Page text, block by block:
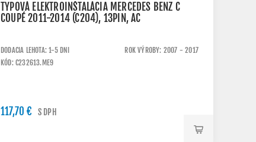
TYPOVÁ ELEKTROINŠTALÁCIA MERCEDES BENZ C
COUPÉ 2011-2014 (C204), 13PIN, AC
DODACIA LEHOTA: 1-5 DNI
ROK VÝROBY: 2007 - 2017
KÓD: C232613.ME9
117,70 € S DPH